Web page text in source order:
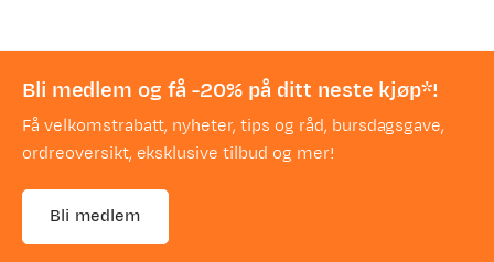
Bli medlem og få -20% på ditt neste kjøp*!
Få velkomstrabatt, nyheter, tips og råd, bursdagsgave,
ordreoversikt, eksklusive tilbud og mer!
Bli medlem